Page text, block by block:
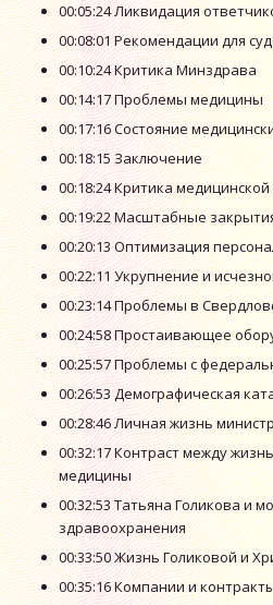
00:05:24 Ликвидация
00:08:01 Рекомендации для
00:10:24 Критика Минздрава
00:14:17 Проблемы медицины
00:17:16 Состояние
00:18:15 Заключение
00:18:24 Критика
00:19:22 Масштабные
00:20:13 Оптимизация
00:22:11 Укрупнение и
00:23:14 Проблемы в
00:24:58 Простаивающее
00:25:57 Проблемы с
00:26:53 Демографическая
00:28:46 Личная жизнь
00:32:17 Контраст между
медицины
00:32:53 Татьяна Голикова и
здравоохранения
00:33:50 Жизнь Голиковой и
00:35:16 Компании и